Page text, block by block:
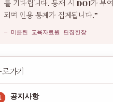
를 기다립니다. 등재 시 DOI가 부여
되며 인용 통계가 집계됩니다.”
— 미클린 교육자료원 편집헌장
가기
공지사항